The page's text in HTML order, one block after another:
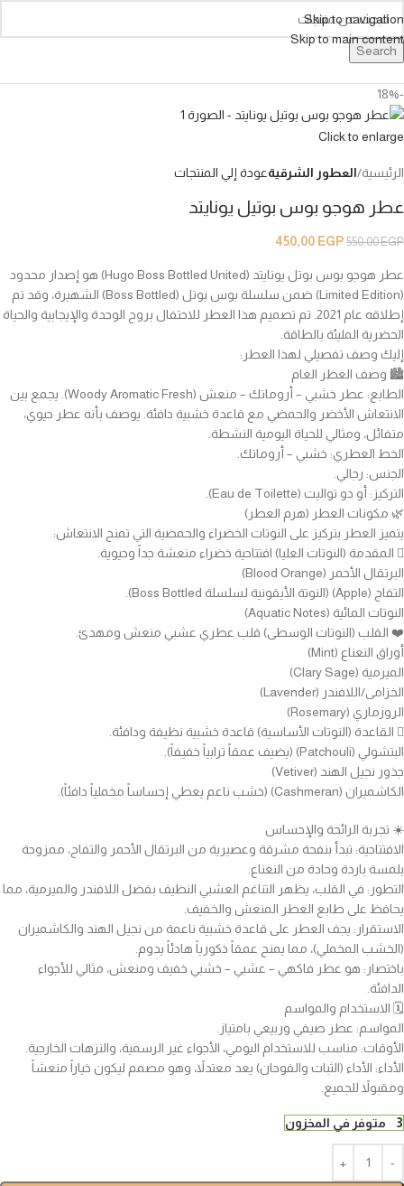
Skip to navigation
Skip to main content
Search
-18%
Click to enlarge
الرئيسية العطور الشرقيةعودة إلي المنتجات
عطر هوجو بوس بوتيل يونايتد
550,00EGP
450,00 EGP
عطر هوجو بوس بوتل يونايتد (Hugo Boss Bottled United) هو إصدار محدود
(Limited Edition) ضمن سلسلة بوس بوتل (Boss Bottled) الشهيرة، وقد تم
إطلاقه عام 2021. تم تصميم هذا العطر للاحتفال بروح الوحدة والإيجابية والحياة
الحضرية المليئة بالطاقة.
إليك وصف تفصيلي لهذا العطر:
🏙️ وصف العطر العام
الطابع: عطر خشبي – أروماتك – منعش (Woody Aromatic Fresh). يجمع بين
الانتعاش الأخضر والحمضي مع قاعدة خشبية دافئة. يوصف بأنه عطر حيوي،
متفائل، ومثالي للحياة اليومية النشطة.
الخط العطري: خشبي – أروماتك.
الجنس: رجالي.
التركيز: أو دو تواليت (Eau de Toilette).
🌿 مكونات العطر (هرم العطر)
يتميز العطر بتركيز على النوتات الخضراء والحمضية التي تمنح الانتعاش:
🫆 المقدمة (النوتات العليا) افتتاحية خضراء منعشة جداً وحيوية.
البرتقال الأحمر (Blood Orange)
التفاح (Apple) (النوتة الأيقونية لسلسلة Boss Bottled).
النوتات المائية (Aquatic Notes)
❤️ القلب (النوتات الوسطى) قلب عطري عشبي منعش ومهدئ.
أوراق النعناع (Mint)
الميرمية (Clary Sage)
الخزامى/اللافندر (Lavender)
الروزماري (Rosemary)
🫆 القاعدة (النوتات الأساسية) قاعدة خشبية نظيفة ودافئة.
البتشولي (Patchouli) (يضيف عمقاً ترابياً خفيفاً).
جذور نجيل الهند (Vetiver)
الكاشميران (Cashmeran) (خشب ناعم يعطي إحساساً مخملياً دافئاً).
☀️ تجربة الرائحة والإحساس
الافتتاحية: تبدأ بنفحة مشرقة وعصيرية من البرتقال الأحمر والتفاح، ممزوجة
بلمسة باردة وحادة من النعناع.
التطور: في القلب، يظهر التناغم العشبي النظيف بفضل اللافندر والميرمية، مما
يحافظ على طابع العطر المنعش والخفيف.
الاستقرار: يجف العطر على قاعدة خشبية ناعمة من نجيل الهند والكاشميران
(الخشب المخملي)، مما يمنح عمقاً ذكورياً هادئاً يدوم.
باختصار: هو عطر فاكهي – عشبي – خشبي خفيف ومنعش، مثالي للأجواء
الدافئة.
🗓️ الاستخدام والمواسم
المواسم: عطر صيفي وربيعي بامتياز.
الأوقات: مناسب للاستخدام اليومي، الأجواء غير الرسمية، والنزهات الخارجية.
الأداء: الأداء (الثبات والفوحان) يعد معتدلاً، وهو مصمم ليكون خياراً منعشاً
ومقبولاً للجميع.
3 متوفر في المخزون